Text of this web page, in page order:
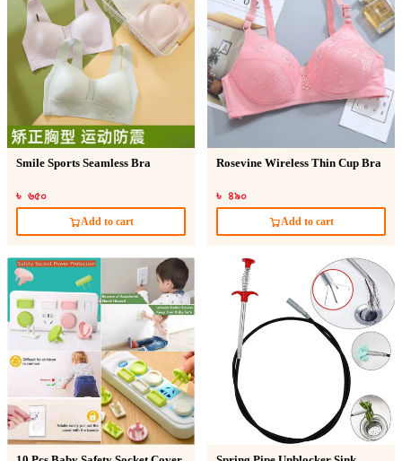
Smile Sports Seamless Bra
৳ ৬৫০
Add to cart
Rosevine Wireless Thin Cup Bra
৳ ৪৯০
Add to cart